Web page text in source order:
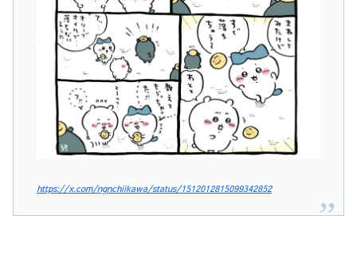
https://x.com/ngnchiikawa/status/1512012815099342852